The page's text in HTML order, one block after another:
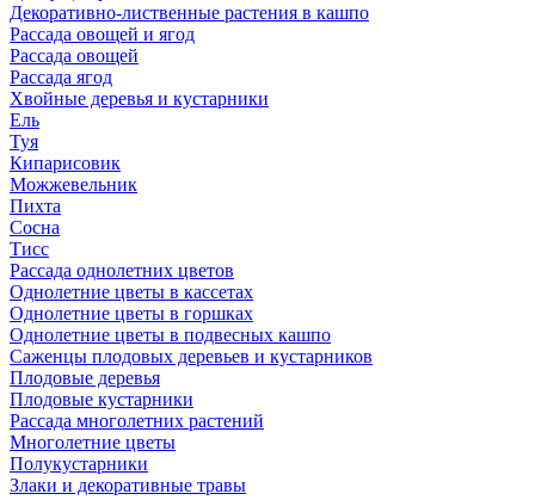
Декоративно-лиственные растения в кашпо
Рассада овощей и ягод
Рассада овощей
Рассада ягод
Хвойные деревья и кустарники
Ель
Туя
Кипарисовик
Можжевельник
Пихта
Сосна
Тисc
Рассада однолетних цветов
Однолетние цветы в кассетах
Однолетние цветы в горшках
Однолетние цветы в подвесных кашпо
Саженцы плодовых деревьев и кустарников
Плодовые деревья
Плодовые кустарники
Рассада многолетних растений
Многолетние цветы
Полукустарники
Злаки и декоративные травы